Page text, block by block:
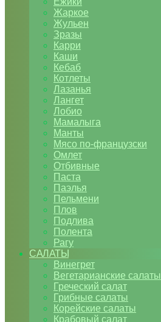
Жаркое
Жульен
Зразы
Карри
Каши
Кебаб
Котлеты
Лазанья
Лангет
Лобио
Мамалыга
Манты
Мясо по-французски
Омлет
Отбивные
Паста
Паэлья
Пельмени
Плов
Подлива
Полента
Рагу
САЛАТЫ
Винегрет
Вегетарианские салаты
Греческий салат
Грибные салаты
Корейские салаты
Крабовый салат